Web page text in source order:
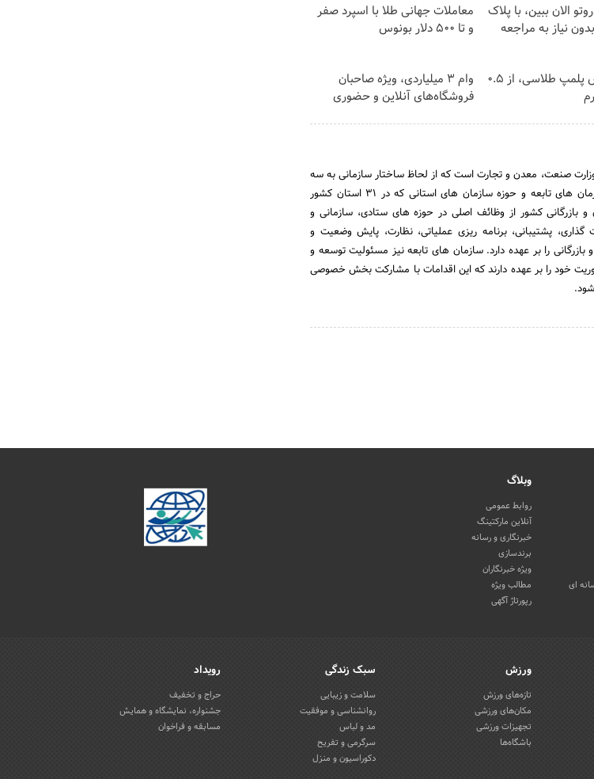
الان ببین، با پلاک
نیاز به مراجعه
معاملات جهانی طلا با اسپرد صفر
و تا ۵۰۰ دلار بونوس
خرید شمش پلمپ طلاسی، از ۰.۵
وام ۳ میلیاردی، ویژه صاحبان
فروشگاه‌های آنلاین و حضوری
صنعت، معدن و تجارت است که از لحاظ ساختار سازمانی به سه
بخش اصلی تقسیم می شود. حوزه ستادی، حوزه سازمان های تابعه و حوزه سازمان های استانی که در 31 استان کشور
کشور از وظائف اصلی در حوزه های ستادی، سازمانی و
پشتیبانی، برنامه ریزی عملیاتی، نظارت، پایش وضعیت و
را بر عهده دارد. سازمان های تابعه نیز مسئولیت توسعه و
خود را بر عهده دارند که این اقدامات با مشارکت بخش خصوصی
ای
وبلاگ
روابط عمومی
آنلاین مارکتینگ
خبرنگاری و رسانه
برندسازی
ویژه خبرنگاران
مطالب ویژه
رپورتاژ آگهی
ورزش
تازه‌های ورزش
مکان‌های ورزشی
تجهیزات ورزشی
باشگاه‌ها
سبک زندگی
سلامت و زیبایی
روانشناسی و موفقیت
مد و لباس
سرگرمی و تفریح
دکوراسیون و منزل
رویداد
حراج و تخفیف
جشنواره، نمایشگاه و همایش
مسابقه و فراخوان